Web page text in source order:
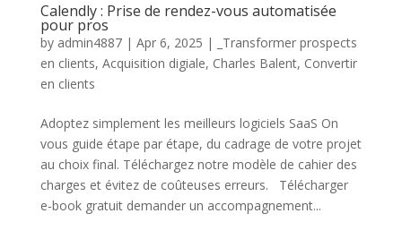
Calendly : Prise de rendez-vous automatisée
pour pros
by admin4887| Apr 6, 2025 |
_Transformer prospects
en clients, Acquisition digiale, Charles Balent, Convertir
en clients
Adoptez simplement les meilleurs logiciels SaaS On
vous guide étape par étape, du cadrage de votre projet
au choix final. Téléchargez notre modèle de cahier des
charges et évitez de coûteuses erreurs. Télécharger
e-book gratuit demander un accompagnement...